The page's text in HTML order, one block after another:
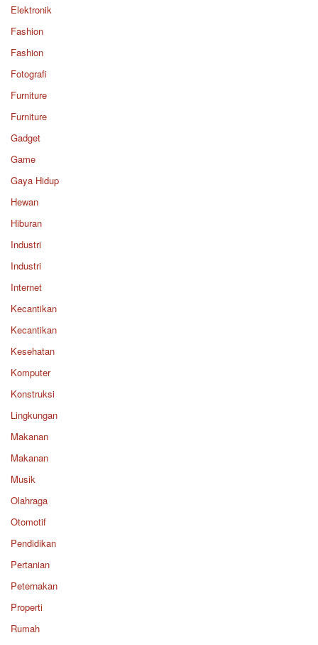
Elektronik
Fashion
Fashion
Fotografi
Furniture
Furniture
Gadget
Game
Gaya Hidup
Hewan
Hiburan
Industri
Industri
Internet
Kecantikan
Kecantikan
Kesehatan
Komputer
Konstruksi
Lingkungan
Makanan
Makanan
Musik
Olahraga
Otomotif
Pendidikan
Pertanian
Peternakan
Properti
Rumah